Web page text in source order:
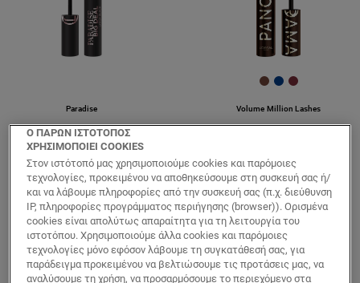
Paradise
Big Deal Latex
Μάσκαρα για Όγκο
και Μήκος
0/5
ΠΡΟΒΟΛΉ ΠΡΟΪΌΝΤΟΣ
[Color]: #704439
[Color]:
[Color]:
Volume Million Lashes
Panorama
Μάσκαρα για
Πολύ Όγκο Brun
Leather
ΠΡΟΒΟΛΉ ΠΡΟΪΌΝΤΟΣ
Ο ΠΑΡΩΝ ΙΣΤΟΤΟΠΟΣ
ΧΡΗΣΙΜΟΠΟΙΕΙ COOKIES
Στον ιστότοπό μας χρησιμοποιούμε cookies και παρόμοιες
τεχνολογίες, προκειμένου να αποθηκεύσουμε στη συσκευή σας ή/
και να λάβουμε πληροφορίες από την συσκευή σας (π.χ. διεύθυνση
IP, πληροφορίες προγράμματος περιήγησης (browser)). Ορισμένα
cookies είναι απολύτως απαραίτητα για τη λειτουργία του
ιστοτόπου. Χρησιμοποιούμε άλλα cookies και παρόμοιες
τεχνολογίες μόνο εφόσον λάβουμε τη συγκατάθεσή σας, για
παράδειγμα προκειμένου να βελτιώσουμε τις προτάσεις μας, να
αναλύσουμε τη χρήση, να προσαρμόσουμε το περιεχόμενο στα